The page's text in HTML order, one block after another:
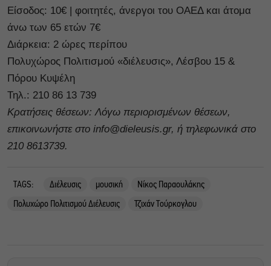
Είσοδος: 10€ | φοιτητές, άνεργοι του ΟΑΕΔ και άτομα
άνω των 65 ετών 7€
Διάρκεια: 2 ώρες περίπου
Πολυχώρος Πολιτισμού «διέλευσις», Λέσβου 15 &
Πόρου Κυψέλη
Τηλ.: 210 86 13 739
Κρατήσεις θέσεων: Λόγω περιορισμένων θέσεων,
επικοινωνήστε στο info@dieleusis.gr, ή τηλεφωνικά στο
210 8613739.
TAGS: Διέλευσις μουσική
Νίκος Παραουλάκης
Πολυχώρο Πολιτισμού Διέλευσις
Τζιχάν Τούρκογλου